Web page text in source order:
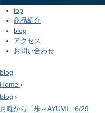
top
商品紹介
blog
アクセス
お問い合わせ
blog
Home ›
blog ›
月曜から「歩～AYUMI」6/29